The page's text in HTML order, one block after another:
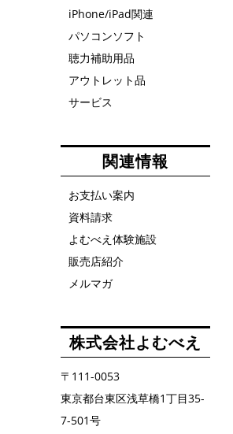
iPhone/iPad関連
パソコンソフト
聴力補助用品
アウトレット品
サービス
関連情報
お支払い案内
資料請求
よむべえ体験施設
販売店紹介
メルマガ
株式会社よむべえ
〒111-0053
東京都台東区浅草橋1丁目35-
7-501号